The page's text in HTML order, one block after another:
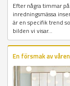
Efter några timmar
inredningsmässa
är en specifik trend
bilden vi visar...
En försmak av våren